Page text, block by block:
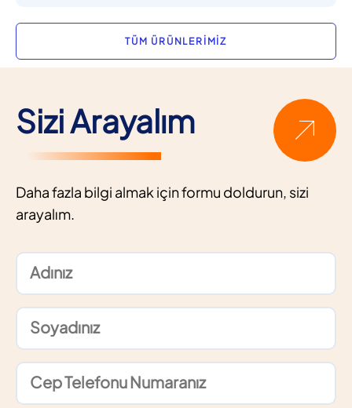
TÜM ÜRÜNLERİMİZ
Sizi Arayalım
Daha fazla bilgi almak için formu doldurun, sizi
arayalım.